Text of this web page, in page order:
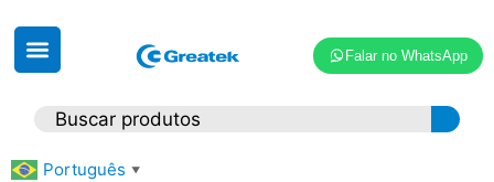
Falar no WhatsApp
Português ▼